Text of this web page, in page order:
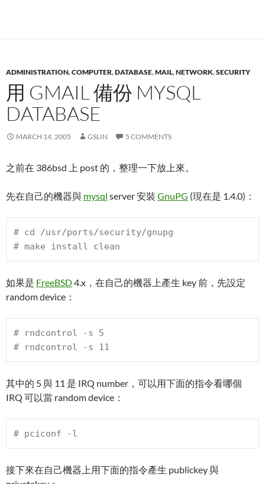
ADMINISTRATION,COMPUTER,DATABASE,MAIL,NETWORK,SECURITY
用 GMAIL 備份 MYSQL
DATABASE
MARCH 14, 2005 GSLIN 5 COMMENTS
之前在 386bsd 上 post 的，整理一下放上來。
先在自己的機器與 mysql server 安裝 GnuPG (現在是 1.4.0)：
# cd /usr/ports/security/gnupg
# make install clean
如果是 FreeBSD4.x，在自己的機器上產生 key 前，先設定
random device：
#
rndcontrol -s 5
#
rndcontrol -s 11
其中的 5 與 11 是 IRQ number，可以用下面的指令看哪個
IRQ 可以當 random device：
# pciconf -l
接下來在自己機器上用下面的指令產生 publickey 與